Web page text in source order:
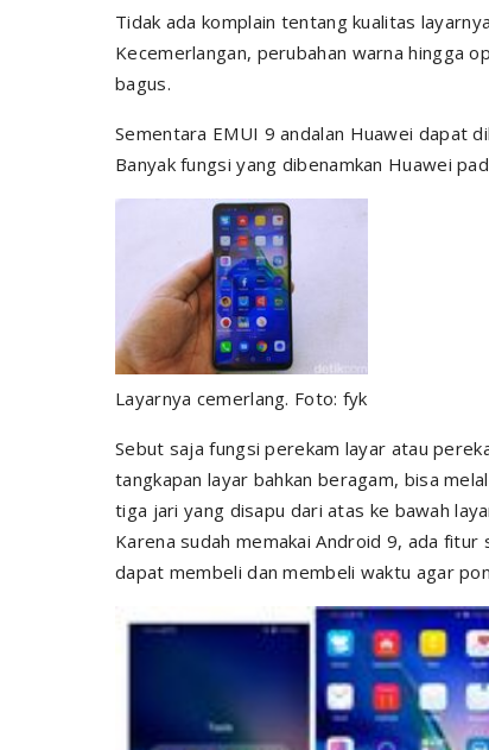
Tidak ada komplain tentang kualitas
Kecemerlangan, perubahan warna hingga
bagus.
Sementara EMUI 9 andalan Huawei dapat
Banyak fungsi yang dibenamkan Huawei
Layarnya cemerlang. Foto: fyk
Sebut saja fungsi perekam layar atau
tangkapan layar bahkan beragam, bisa
tiga jari yang disapu dari atas ke bawah
Karena sudah memakai Android 9, ada
dapat membeli dan membeli waktu agar